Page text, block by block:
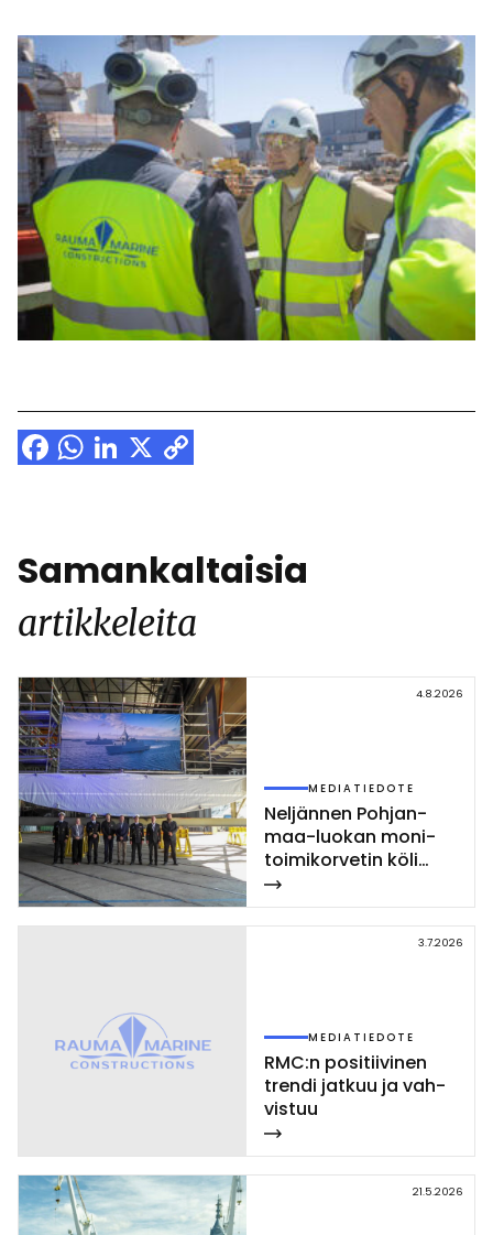
Samankaltaisia
artikkeleita
4.8.2026
MEDIATIEDOTE
Nel­jän­nen Poh­jan­
maa-luo­kan mo­ni­
toi­mi­kor­ve­tin kö­li
las­ket­tiin Rau­mal­la
3.7.2026
MEDIATIEDOTE
RMC:n po­si­tii­vi­nen
tren­di jat­kuu ja vah­
vis­tuu
21.5.2026